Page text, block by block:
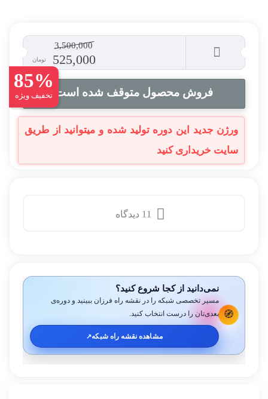
85%
تخفیف ویژه
3,500,000
525,000 تومان
فروش محصول متوقف شده است
🧭
نمی‌دانید از کجا شروع کنید؟
مسیر تخصصی شبکه را در نقشه راه فرزان ببینید و دوره‌ی
بعدی‌تان را درست انتخاب کنید.
مشاهده نقشه راه شبکه↗️